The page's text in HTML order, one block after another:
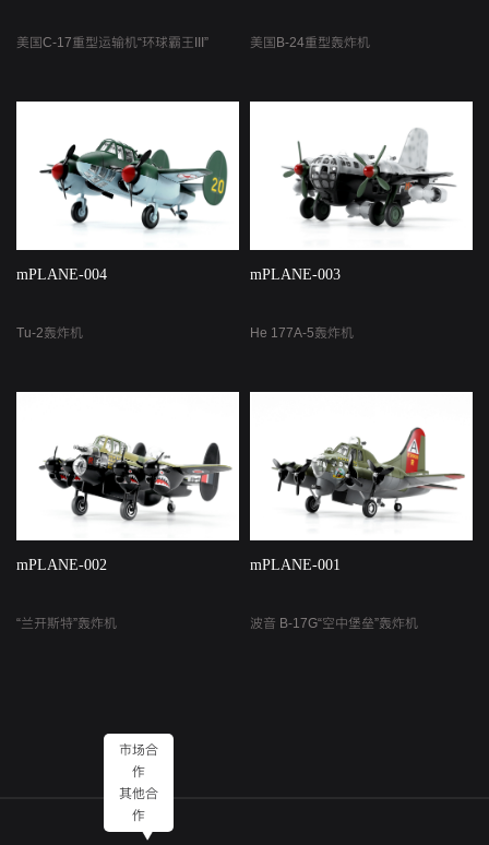
美国C-17重型运输机“环球霸王III” 美国B-24重型轰炸机
mPLANE-004
Tu-2轰炸机
mPLANE-003
He 177A-5轰炸机
mPLANE-002
“兰开斯特”轰炸机
mPLANE-001
波音 B-17G“空中堡垒”轰炸机
市场合
作
其他合
作